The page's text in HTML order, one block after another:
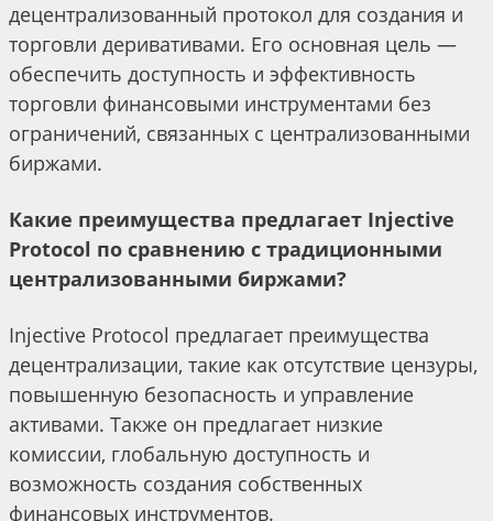
децентрализованный протокол для создания и
торговли деривативами. Его основная цель —
обеспечить доступность и эффективность
торговли финансовыми инструментами без
ограничений, связанных с централизованными
биржами.
Какие преимущества предлагает Injective
Protocol по сравнению с традиционными
централизованными биржами?
Injective Protocol предлагает преимущества
децентрализации, такие как отсутствие цензуры,
повышенную безопасность и управление
активами. Также он предлагает низкие
комиссии, глобальную доступность и
возможность создания собственных
финансовых инструментов.